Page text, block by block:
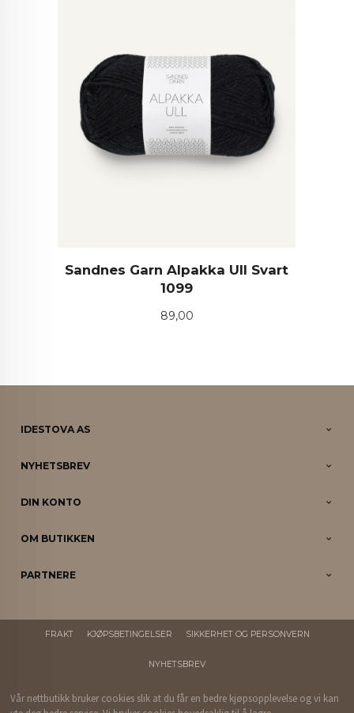
Sandnes Garn Alpakka Ull Svart
1099
Pris
89,00
IDESTOVA AS
NYHETSBREV
DIN KONTO
OM BUTIKKEN
PARTNERE
FRAKT KJØPSBETINGELSER SIKKERHET OG PERSONVERN
NYHETSBREV
Vår nettbutikk bruker cookies slik at du får en bedre kjøpsopplevelse og vi kan